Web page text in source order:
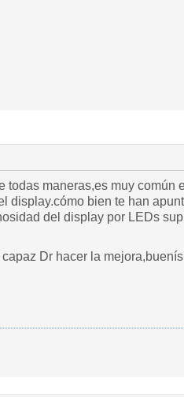
maneras,es muy común
bien te han
del display por LEDs
Dr hacer la